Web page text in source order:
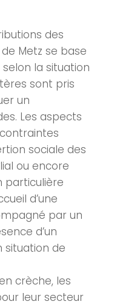
des
Metz se base
la situation
sont pris
un
Les aspects
sociale des
ou encore
particulière
d’une
par un
d’un
situation de
crèche, les
leur secteur